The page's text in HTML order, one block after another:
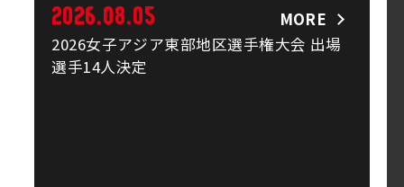
2026.08.05
MORE
2026女子アジア東部地区選手権大会 出場
選手14人決定